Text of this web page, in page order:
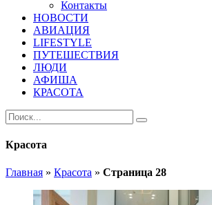
Контакты
НОВОСТИ
АВИАЦИЯ
LIFESTYLE
ПУТЕШЕСТВИЯ
ЛЮДИ
АФИША
КРАСОТА
Красота
Главная » Красота » Страница 28